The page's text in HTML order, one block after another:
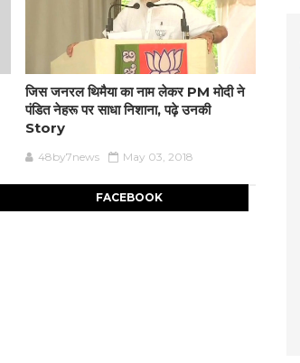
जिस जनरल थिमैया का नाम लेकर PM मोदी ने
पंडित नेहरू पर साधा निशाना, पढ़े उनकी
Story
48by7news May 03, 2018
FACEBOOK